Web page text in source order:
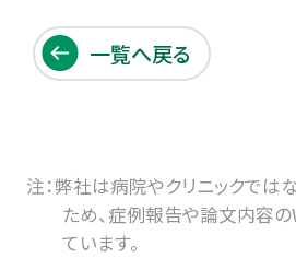
一覧へ戻る
注：弊社は病院やクリニックでは
ため、症例報告や論文内容
ています。